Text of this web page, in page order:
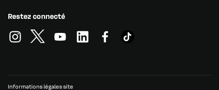
Restez connecté
Informations légales site